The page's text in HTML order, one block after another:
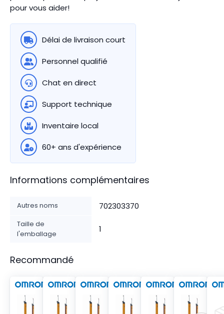
pour vous aider!
Délai de livraison court
Personnel qualifié
Chat en direct
Support technique
Inventaire local
60+ ans d'expérience
Informations complémentaires
Autres noms 702303370
Taille de
l'emballage
1
Recommandé